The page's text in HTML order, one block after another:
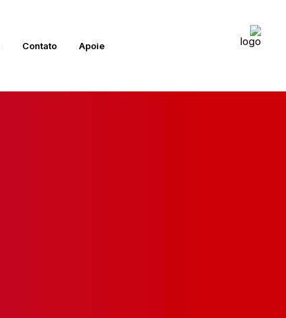
Contato Apoie